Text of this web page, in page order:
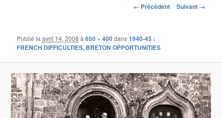
Navigation
← Précédent Suivant →
Publié leavril 14, 2008 à650 × 400dans1940-45 :
FRENCH DIFFICULTIES, BRETON OPPORTUNITIES